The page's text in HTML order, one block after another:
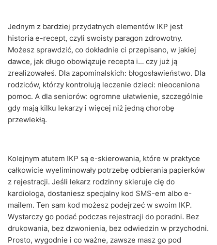
Jednym z bardziej przydatnych elementów IKP jest
historia e-recept, czyli swoisty paragon zdrowotny.
Możesz sprawdzić, co dokładnie ci przepisano, w jakiej
dawce, jak długo obowiązuje recepta i… czy już ją
zrealizowałeś. Dla zapominalskich: błogosławieństwo. Dla
rodziców, którzy kontrolują leczenie dzieci: nieoceniona
pomoc. A dla seniorów: ogromne ułatwienie, szczególnie
gdy mają kilku lekarzy i więcej niż jedną chorobę
przewlekłą.
Kolejnym atutem IKP są e-skierowania, które w praktyce
całkowicie wyeliminowały potrzebę odbierania papierków
z rejestracji. Jeśli lekarz rodzinny skieruje cię do
kardiologa, dostaniesz specjalny kod SMS-em albo e-
mailem. Ten sam kod możesz podejrzeć w swoim IKP.
Wystarczy go podać podczas rejestracji do poradni. Bez
drukowania, bez dzwonienia, bez odwiedzin w przychodni.
Prosto, wygodnie i co ważne, zawsze masz go pod